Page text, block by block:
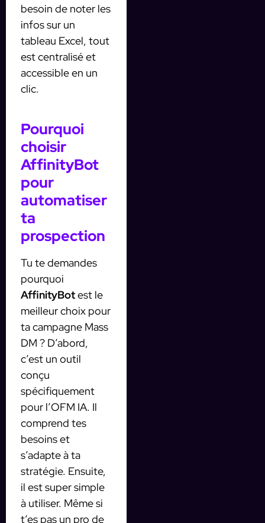
besoin de noter les
infos sur un
tableau Excel, tout
est centralisé et
accessible en un
clic.
Pourquoi
choisir
AffinityBot
pour
automatiser
ta
prospection
Tu te demandes
pourquoi
AffinityBotest le
meilleur choix pour
ta campagne Mass
DM ? D’abord,
c’est un outil
conçu
spécifiquement
pour l’OFM IA. Il
comprend tes
besoins et
s’adapte à ta
stratégie. Ensuite,
il est super simple
à utiliser. Même si
t’es pas un pro de